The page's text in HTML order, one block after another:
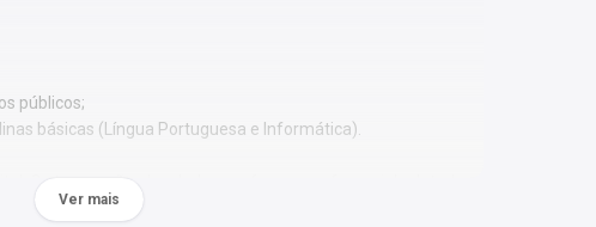
públicos;
básicas (Língua Portuguesa e Informática).
Ver mais